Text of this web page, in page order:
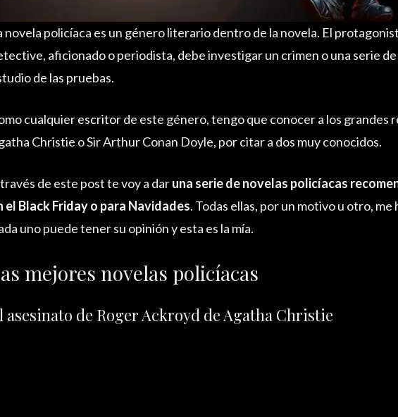
novela policíaca es un género literario dentro de la novela. El
aficionado o periodista, debe investigar un crimen o una serie
de las pruebas.
cualquierescritorde este género, tengo que conocer a los grandes
Christie o Sir Arthur Conan Doyle, por citar a dos muy conocidos.
de este post te voy a daruna serie de novelas policíacas
el Black Fridayo para Navidades. Todas ellas, por un motivo u otro, me
uno puede tener su opinión y esta es la mía.
mejores novelas policíacas
asesinato de Roger Ackroyd de Agatha Christie